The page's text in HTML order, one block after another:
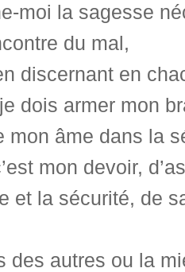
moi la sagesse
du mal,
discernant en
dois armer mon
mon âme dans la
mon devoir,
et la sécurité, de
des autres ou la